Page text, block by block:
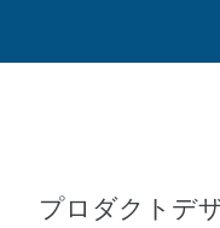
プロダクトデ